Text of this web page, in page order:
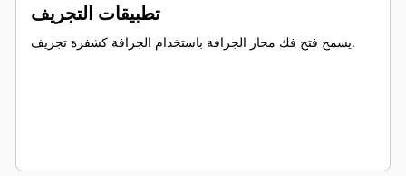
تطبيقات التجريف
يسمح فتح فك محار الجرافة باستخدام الجرافة كشفرة تجريف.